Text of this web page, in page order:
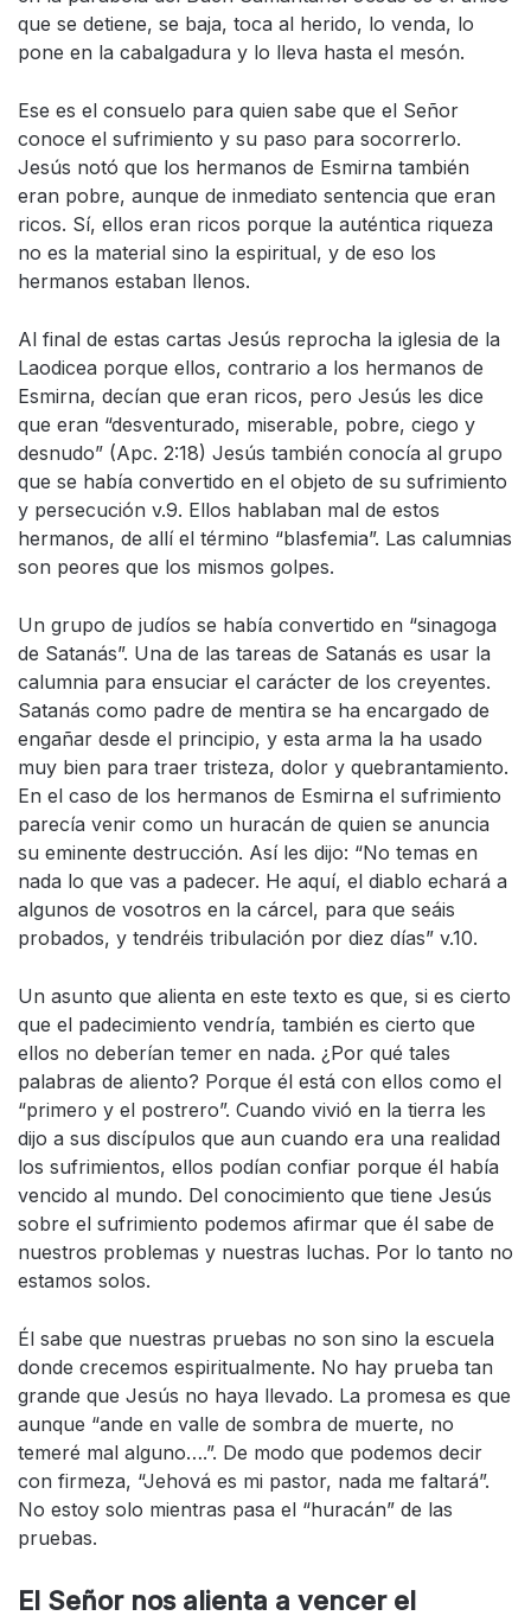
que se detiene, se baja, toca al herido, lo venda, lo
pone en la cabalgadura y lo lleva hasta el mesón.
Ese es el consuelo para quien sabe que el Señor
conoce el sufrimiento y su paso para socorrerlo.
Jesús notó que los hermanos de Esmirna también
eran pobre, aunque de inmediato sentencia que eran
ricos. Sí, ellos eran ricos porque la auténtica riqueza
no es la material sino la espiritual, y de eso los
hermanos estaban llenos.
Al final de estas cartas Jesús reprocha la iglesia de la
Laodicea porque ellos, contrario a los hermanos de
Esmirna, decían que eran ricos, pero Jesús les dice
que eran “desventurado, miserable, pobre, ciego y
desnudo” (Apc. 2:18) Jesús también conocía al grupo
que se había convertido en el objeto de su sufrimiento
y persecución v.9. Ellos hablaban mal de estos
hermanos, de allí el término “blasfemia”. Las calumnias
son peores que los mismos golpes.
Un grupo de judíos se había convertido en “sinagoga
de Satanás”. Una de las tareas de Satanás es usar la
calumnia para ensuciar el carácter de los creyentes.
Satanás como padre de mentira se ha encargado de
engañar desde el principio, y esta arma la ha usado
muy bien para traer tristeza, dolor y quebrantamiento.
En el caso de los hermanos de Esmirna el sufrimiento
parecía venir como un huracán de quien se anuncia
su eminente destrucción. Así les dijo: “No temas en
nada lo que vas a padecer. He aquí, el diablo echará a
algunos de vosotros en la cárcel, para que seáis
probados, y tendréis tribulación por diez días” v.10.
Un asunto que alienta en este texto es que, si es cierto
que el padecimiento vendría, también es cierto que
ellos no deberían temer en nada. ¿Por qué tales
palabras de aliento? Porque él está con ellos como el
“primero y el postrero”. Cuando vivió en la tierra les
dijo a sus discípulos que aun cuando era una realidad
los sufrimientos, ellos podían confiar porque él había
vencido al mundo. Del conocimiento que tiene Jesús
sobre el sufrimiento podemos afirmar que él sabe de
nuestros problemas y nuestras luchas. Por lo tanto no
estamos solos.
Él sabe que nuestras pruebas no son sino la escuela
donde crecemos espiritualmente. No hay prueba tan
grande que Jesús no haya llevado. La promesa es que
aunque “ande en valle de sombra de muerte, no
temeré mal alguno….”. De modo que podemos decir
con firmeza, “Jehová es mi pastor, nada me faltará”.
No estoy solo mientras pasa el “huracán” de las
pruebas.
El Señor nos alienta a vencer el